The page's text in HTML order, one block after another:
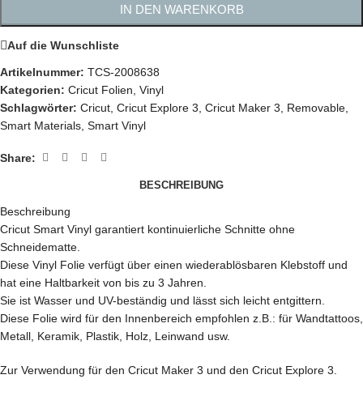
IN DEN WARENKORB
Auf die Wunschliste
Artikelnummer: TCS-2008638
Kategorien: Cricut Folien, Vinyl
Schlagwörter: Cricut, Cricut Explore 3, Cricut Maker 3, Removable,
Smart Materials, Smart Vinyl
Share:
BESCHREIBUNG
Beschreibung
Cricut Smart Vinyl garantiert kontinuierliche Schnitte ohne
Schneidematte.
Diese Vinyl Folie verfügt über einen wiederablösbaren Klebstoff und
hat eine Haltbarkeit von bis zu 3 Jahren.
Sie ist Wasser und UV-beständig und lässt sich leicht entgittern.
Diese Folie wird für den Innenbereich empfohlen z.B.: für Wandtattoos,
Metall, Keramik, Plastik, Holz, Leinwand usw.
Zur Verwendung für den Cricut Maker 3 und den Cricut Explore 3.